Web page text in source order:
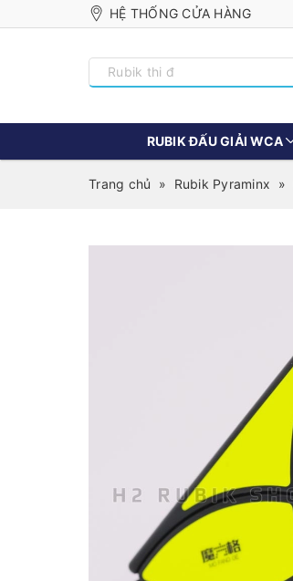
HỆ THỐNG CỬA HÀNG
RUBIK ĐẤU GIẢI WCA
Trang chủ » Rubik Pyraminx »